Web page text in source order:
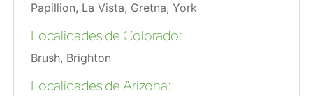
Papillion, La Vista, Gretna, York
Localidades de Colorado:
Brush, Brighton
Localidades de Arizona: